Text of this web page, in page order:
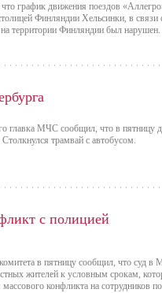
график движения поездов
Финляндии Хельсинки, в связи
территории Финляндии был нарушен.
главка МЧС сообщил, что в пятницу
трамвай с автобусом.
с полицией
в пятницу сообщил, что суд
жителей к условным срокам,
конфликта на сотрудников